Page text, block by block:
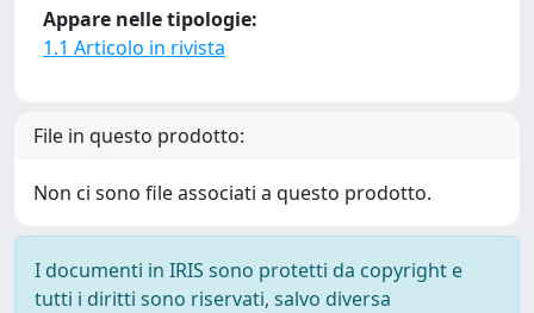
Appare nelle tipologie:
1.1 Articolo in rivista
File in questo prodotto:
Non ci sono file associati a questo prodotto.
I documenti in IRIS sono protetti da copyright e
tutti i diritti sono riservati, salvo diversa